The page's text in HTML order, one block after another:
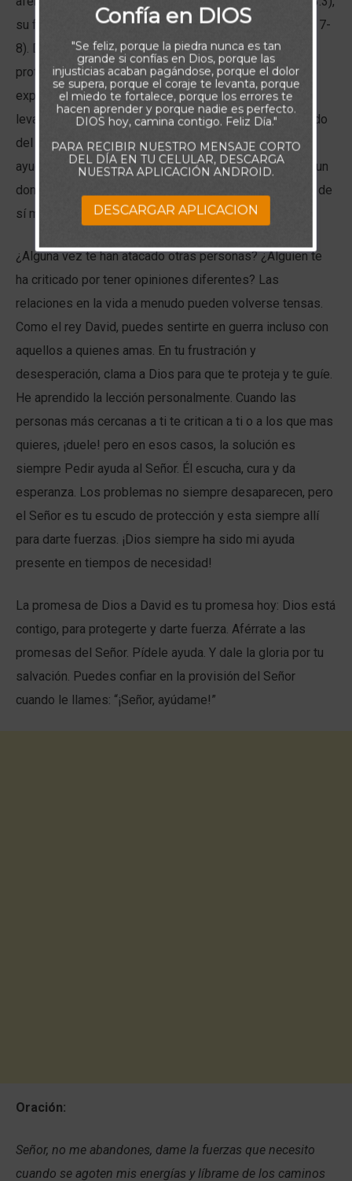
su fuerza (v. 3), su sustentador (v. 5) y su salvación (vv. 7-
8). David conocía la importancia de un escudo para la
protección de un guerrero frente a un enemigo. Había
experimentado la fuerza de Dios en la batalla para
levantarle y devolverle la energía. David había dependido
del Señor durante toda su vida y sabía que volvería a
ayudarle. En última instancia, creía que la salvación era un
don de la gracia de Dios para rescatar a los pecadores de
sí mismos y de sus enemigos.
¿Alguna vez te han atacado otras personas? ¿Alguien te
ha criticado por tener opiniones diferentes? Las
relaciones en la vida a menudo pueden volverse tensas.
Como el rey David, puedes sentirte en guerra incluso con
aquellos a quienes amas. En tu frustración y
desesperación, clama a Dios para que te proteja y te guíe.
He aprendido la lección personalmente. Cuando las
personas más cercanas a ti te critican a ti o a los que mas
quieres, ¡duele! pero en esos casos, la solución es
siempre Pedir ayuda al Señor. Él escucha, cura y da
esperanza. Los problemas no siempre desaparecen, pero
el Señor es tu escudo de protección y esta siempre allí
para darte fuerzas. ¡Dios siempre ha sido mi ayuda
presente en tiempos de necesidad!
La promesa de Dios a David es tu promesa hoy: Dios está
contigo, para protegerte y darte fuerza. Aférrate a las
promesas del Señor. Pídele ayuda. Y dale la gloria por tu
salvación. Puedes confiar en la provisión del Señor
cuando le llames: “¡Señor, ayúdame!”
Oración:
Señor, no me abandones, dame la fuerzas que necesito
cuando se agoten mis energías y líbrame de los caminos
Confía en DIOS
"Se feliz, porque la piedra nunca es tan
grande si confías en Dios, porque las
injusticias acaban pagándose, porque el dolor
se supera, porque el coraje te levanta, porque
el miedo te fortalece, porque los errores te
hacen aprender y porque nadie es perfecto.
DIOS hoy, camina contigo. Feliz Día."
PARA RECIBIR NUESTRO MENSAJE CORTO
DEL DÍA EN TU CELULAR, DESCARGA
NUESTRA APLICACIÓN ANDROID.
DESCARGAR APLICACION